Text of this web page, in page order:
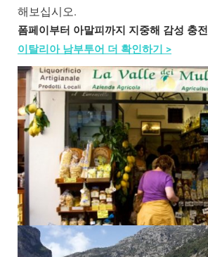
해보십시오.
폼페이부터 아말피까지 지중해 감성 충전
이탈리아 남부투어 더 확인하기 >